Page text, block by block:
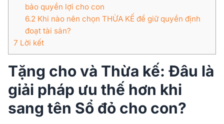
bảo quyền lợi cho con
6.2Khi nào nên chọn THỪA KẾ để giữ quyền định
đoạt tài sản?
7 Lời kết
Tặng cho và Thừa kế: Đâu là
giải pháp ưu thế hơn khi
sang tên Sổ đỏ cho con?